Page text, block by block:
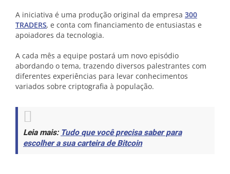
A iniciativa é uma produção original da empresa 300
TRADERS, e conta com financiamento de entusiastas e
apoiadores da tecnologia.
A cada mês a equipe postará um novo episódio
abordando o tema, trazendo diversos palestrantes com
diferentes experiências para levar conhecimentos
variados sobre criptografia à população.
Leia mais:Tudo que você precisa saber para
escolher a sua carteira de Bitcoin